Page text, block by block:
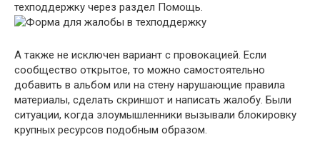
техподдержку через раздел Помощь.
А также не исключен вариант с провокацией. Если
сообщество открытое, то можно самостоятельно
добавить в альбом или на стену нарушающие правила
материалы, сделать скриншот и написать жалобу. Были
ситуации, когда злоумышленники вызывали блокировку
крупных ресурсов подобным образом.